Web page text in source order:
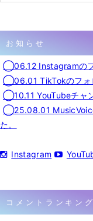
お知らせ
◯06.12 Instagramのフ
◯06.01 TikTokのフォ
◯10.11 YouTubeチャ
◯25.08.01 MusicVoice
た。
Instagram
コメントランキング